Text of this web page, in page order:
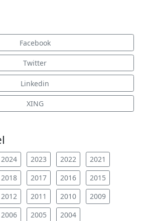
Facebook
Twitter
Linkedin
XING
2024 2023 2022
2021
2018 2017 2016
2015
2012 2011 2010
2009
2006 2005 2004